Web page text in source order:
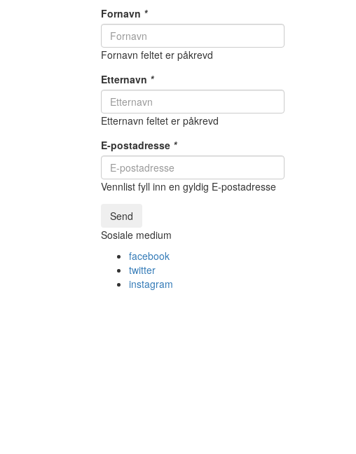
Fornavn *
Fornavn feltet er påkrevd
Etternavn *
Etternavn feltet er påkrevd
E-postadresse *
Vennlist fyll inn en gyldig E-postadresse
Send
Sosiale medium
facebook
twitter
instagram